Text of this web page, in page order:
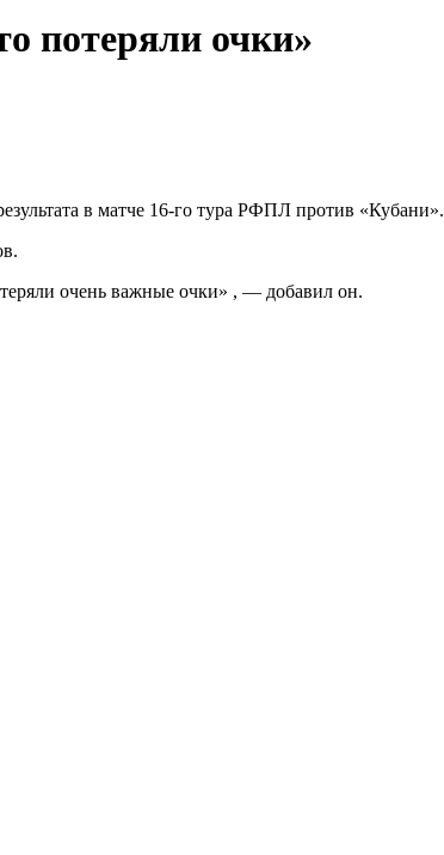
потеряли очки»
в матче 16-го тура РФПЛ против «Кубани».
очень важные очки» , — добавил он.